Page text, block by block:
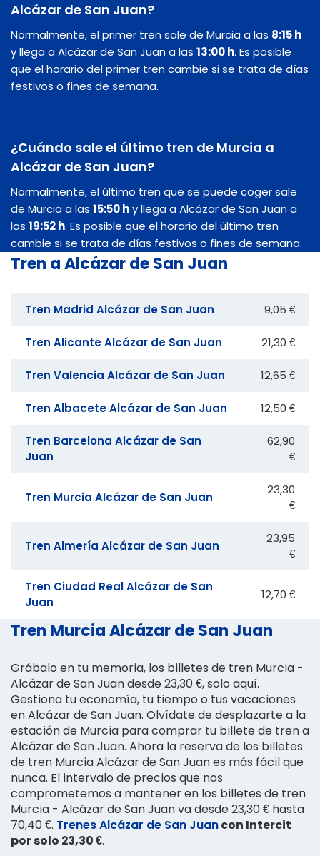
Alcázar de San Juan?
Normalmente, el primer tren sale de Murcia a las 8:15 h
y llega a Alcázar de San Juan a las 13:00 h. Es posible
que el horario del primer tren cambie si se trata de días
festivos o fines de semana.
¿Cuándo sale el último tren de Murcia a
Alcázar de San Juan?
Normalmente, el último tren que se puede coger sale
de Murcia a las 15:50 hy llega a Alcázar de San Juan a
las 19:52 h. Es posible que el horario del último tren
cambie si se trata de días festivos o fines de semana.
Tren a Alcázar de San Juan
Tren Madrid Alcázar de San Juan 9,05 €
Tren Alicante Alcázar de San Juan 21,30 €
Tren Valencia Alcázar de San Juan 12,65 €
Tren Albacete Alcázar de San Juan 12,50 €
Tren Barcelona Alcázar de San
Juan
62,90
€
Tren Murcia Alcázar de San Juan
23,30
€
Tren Almería Alcázar de San Juan
23,95
€
Tren Ciudad Real Alcázar de San
Juan
12,70 €
Tren Murcia Alcázar de San Juan
Grábalo en tu memoria, los billetes de tren Murcia -
Alcázar de San Juan desde 23,30 €, solo aquí.
Gestiona tu economía, tu tiempo o tus vacaciones
en Alcázar de San Juan. Olvídate de desplazarte a la
estación de Murcia para comprar tu billete de tren a
Alcázar de San Juan. Ahora la reserva de los billetes
de tren Murcia Alcázar de San Juan es más fácil que
nunca. El intervalo de precios que nos
comprometemos a mantener en los billetes de tren
Murcia - Alcázar de San Juan va desde 23,30 € hasta
70,40 €. Trenes Alcázar de San Juancon Intercit
por solo 23,30 €.